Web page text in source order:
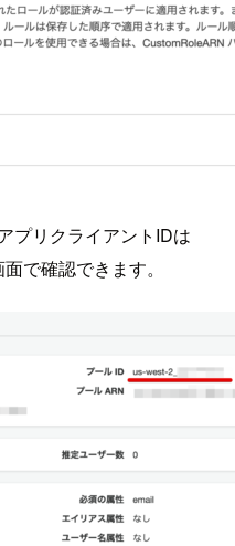
プリクライアントIDは
で確認できます。